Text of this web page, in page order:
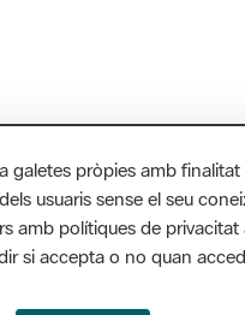
galetes pròpies amb
usuaris sense el seu
amb polítiques de privacitat
si accepta o no quan